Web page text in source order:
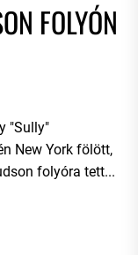
FOLYÓN
"Sully"
New York fölött,
folyóra tett...